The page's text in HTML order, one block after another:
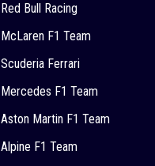
Red Bull Racing
McLaren F1 Team
Scuderia Ferrari
Mercedes F1 Team
Aston Martin F1 Team
Alpine F1 Team